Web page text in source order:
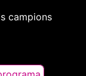
campions